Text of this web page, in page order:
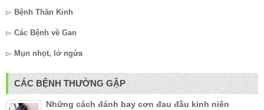
▻ Bệnh Thần Kinh
▻ Các Bệnh về Gan
▻ Mụn nhọt, lở ngứa
CÁC BỆNH THƯỜNG GẶP
Những cách đánh bay cơn đau đầu kinh niên